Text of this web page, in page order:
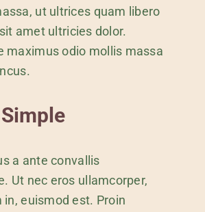
ut ultrices quam libero
amet ultricies dolor.
maximus odio mollis massa
a ante convallis
Ut nec eros ullamcorper,
euismod est. Proin